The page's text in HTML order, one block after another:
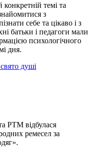
темі та
з
себе та цікаво і з
батьки і педагоги мали
психологічного
дня.
душі
РТМ відбулася
ремесел за